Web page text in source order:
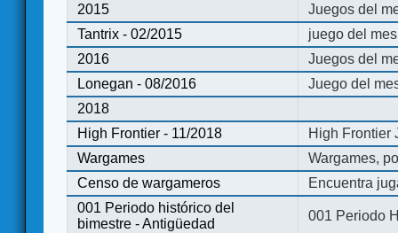
2015
Juegos del
Tantrix - 02/2015
juego del
2016
Juegos del
Lonegan - 08/2016
Juego del
2018
High Frontier - 11/2018
High Frontier
Wargames
Wargames,
Censo de wargameros
Encuentra
001 Periodo histórico del
bimestre - Antigüedad
001 Periodo